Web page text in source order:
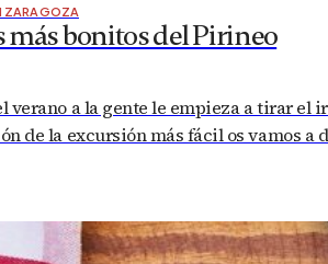
ZARAGOZA
más bonitos del Pirineo
verano a la gente le empieza a tirar el
de la excursión más fácil os vamos a